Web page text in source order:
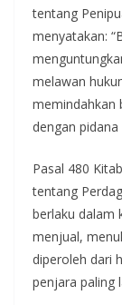
tentang
menyatakan:
melawan
memindahkan
dengan
Pasal 480
tentang
berlaku dalam
menjual,
diperoleh dari
penjara paling